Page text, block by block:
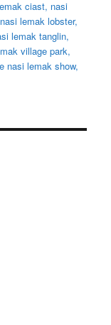
ciast, nasi
nasi lemak lobster,
lemak tanglin,
village park,
nasi lemak show,